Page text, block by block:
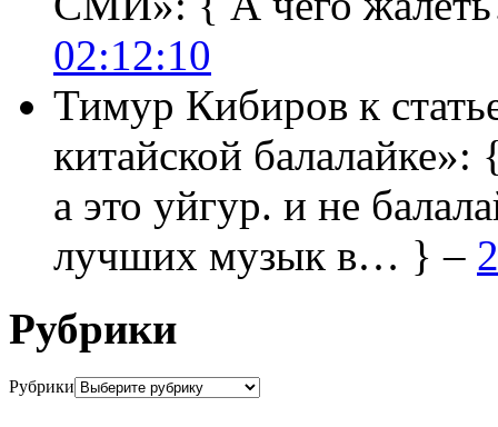
02:12:10
Тимур Кибиров к
китайской балалайке»:
а это уйгур. и не
лучших музык в… } –
Рубрики
Рубрики